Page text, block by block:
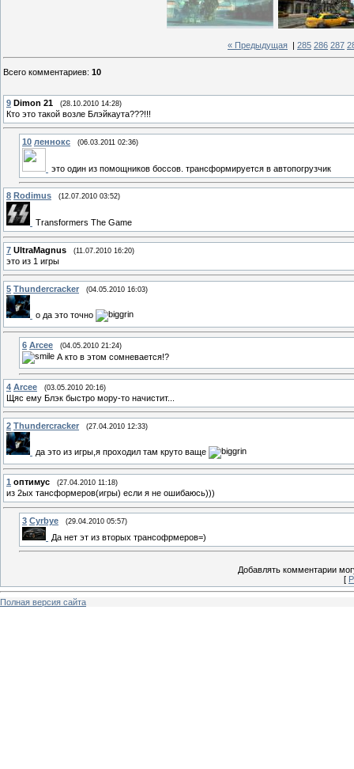
« Предыдущая 285 286 287
Всего комментариев: 10
9 Dimon 21 (28.10.2010 14:28)
Кто это такой возле Блэйкаута???!!!
10 леннокс (06.03.2011 02:36)
это один из помощников боссов. трансформируется в автопогрузчик
8 Rodimus (12.07.2010 03:52)
Transformers The Game
7 UltraMagnus (11.07.2010 16:20)
это из 1 игры
5 Thundercracker (04.05.2010 16:03)
о да это точно
6 Arcee (04.05.2010 21:24)
А кто в этом сомневается!?
4 Arcee (03.05.2010 20:16)
Щяс ему Блэк быстро мору-то начистит...
2 Thundercracker (27.04.2010 12:33)
да это из игры,я проходил там круто ваще
1 оптимус (27.04.2010 11:18)
из 2ых тансформеров(игры) если я не ошибаюсь)))
3 Cyrbye (29.04.2010 05:57)
Да нет эт из вторых трансофрмеров=)
Добавлять комментарии
[
Полная версия сайта